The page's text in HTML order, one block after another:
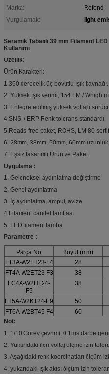
Marka:
Refond
Vurgulamak:
light
Seramik Tabanlı 39 mm Filament
Kullanımı
Özellik:
Ürün Karakteri:
1.360 derecelik üç boyutlu ışık kaynağı,
2. Yüksek ışık verimi, 154 LM / Whigh
3. Entegre edilmiş yüksek voltajlı
4.SNSI / ERP Renk tolerans standardı
5.Reads-free paket, ROHS, LM-80
6. 28mm, 38mm, 50mm, 60mm
7. Eşsiz tasarımlı Ürün ve Paket
Uygulama :
1. Geleneksel aydınlatma değiştirme
2. Genel aydınlatma
3. İç aydınlatma, ampul, avize
4.Filament candel lambası
5. LED filament lamba
Parametre :
Parça No. Boyut (mm)
FT3A-W2ET23-F4
28
FT4A-W2ET23-F3
38
FC4A-W2HF24-
F5
38
FT5A-W2KT24-E9 50
FT6A-W2BT45-F4
60
Not:
1. 1/10 Görev çevrimi, 0.1ms darbe
2. Yukarıdaki ileri voltaj ölçme izin
3. Aşağıdaki renk koordinatları ölçüm
4. yukarıdaki ışık akısı ölçüm izin